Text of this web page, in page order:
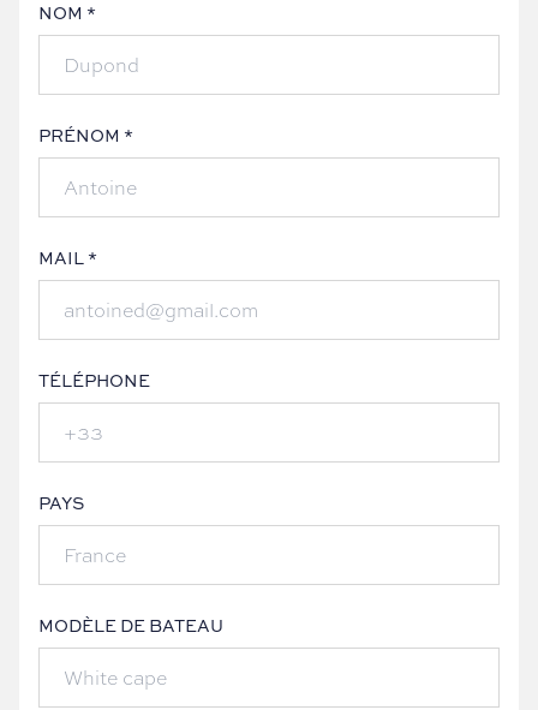
NOM *
PRÉNOM *
MAIL *
TÉLÉPHONE
PAYS
MODÈLE DE BATEAU